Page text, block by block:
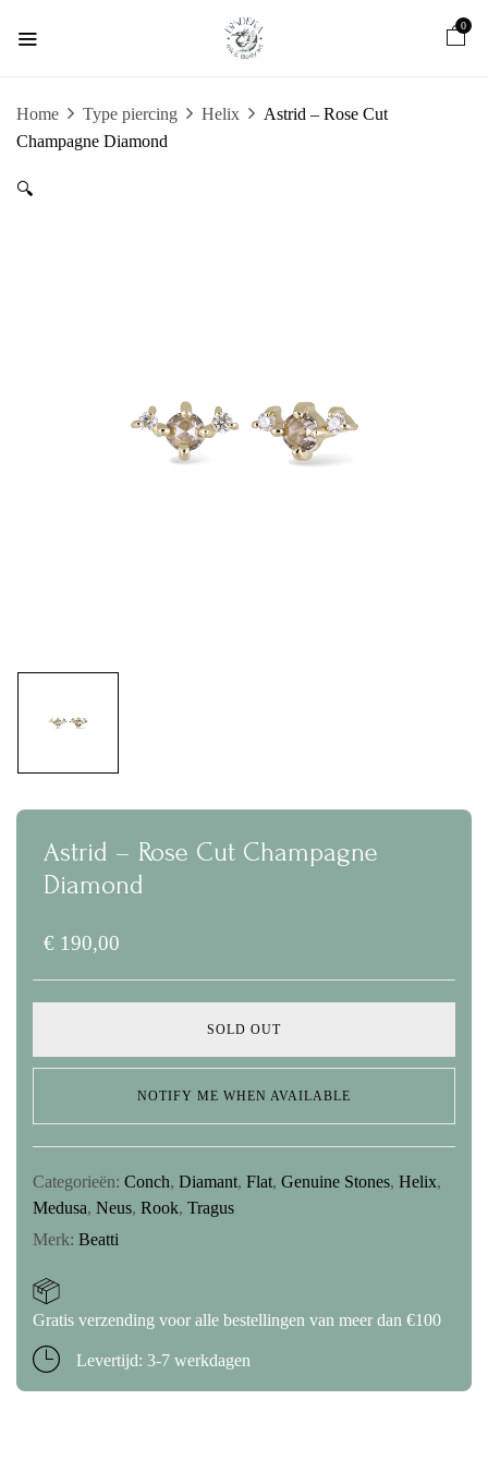
0
Home Type piercing Helix
Astrid – Rose Cut
Champagne Diamond
🔍
Astrid – Rose Cut Champagne
Diamond
€ 190,00
SOLD OUT
NOTIFY ME WHEN AVAILABLE
Categorieën: Conch, Diamant, Flat, Genuine Stones, Helix,
Medusa, Neus, Rook, Tragus
Merk: Beatti
Gratis verzending voor alle bestellingen van meer dan €100
Levertijd: 3-7 werkdagen